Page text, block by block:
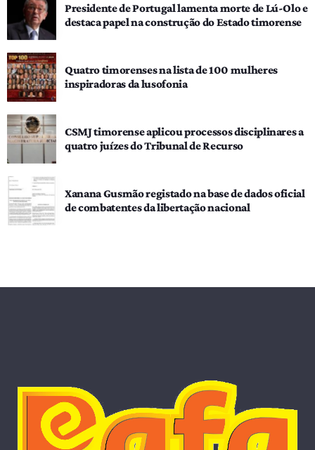
Presidente de Portugal lamenta morte de Lú-Olo e
destaca papel na construção do Estado timorense
Quatro timorenses na lista de 100 mulheres
inspiradoras da lusofonia
CSMJ timorense aplicou processos disciplinares a
quatro juízes do Tribunal de Recurso
Xanana Gusmão registado na base de dados oficial
de combatentes da libertação nacional